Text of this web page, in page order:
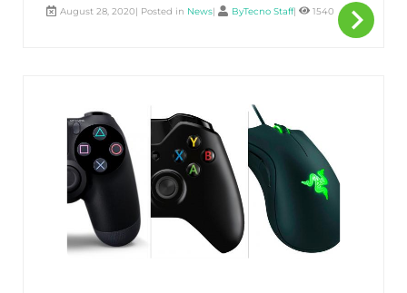
August 28, 2020| Posted in News| ByTecno Staff| 1540 navigate_next